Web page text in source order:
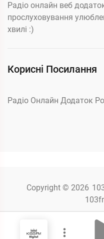
Радіо онлайн веб
прослуховування
хвилі :)
Корисні Посилання
Радіо Онлайн Додаток
Copyright © 2026